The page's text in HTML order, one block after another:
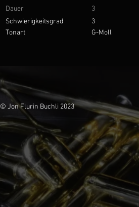
Dauer
Schwierigkeitsgrad
3
3
Tonart
G-Moll
© Jon Flurin Buchli 2023